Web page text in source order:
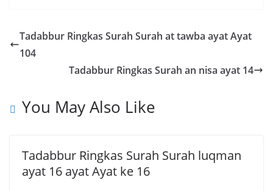
Tadabbur Ringkas Surah Surah at tawba ayat Ayat
104
Tadabbur Ringkas Surah an nisa ayat 14
You May Also Like
Tadabbur Ringkas Surah Surah luqman
ayat 16 ayat Ayat ke 16